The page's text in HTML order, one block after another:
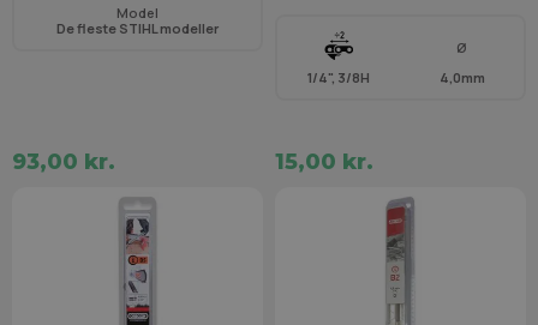
Model
De fleste STIHL modeller
93,00 kr.
1/4", 3/8H
Ø
4,0mm
15,00 kr.